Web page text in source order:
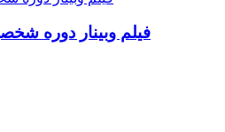
فیلم وبینار دوره شخصیت